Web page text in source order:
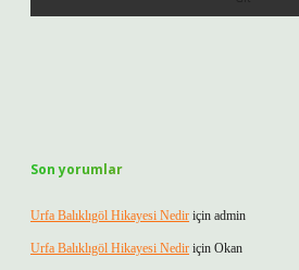
Son yorumlar
Urfa Balıklıgöl Hikayesi Nedir için admin
Urfa Balıklıgöl Hikayesi Nedir için Okan